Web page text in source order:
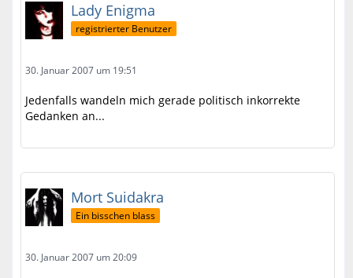
Lady Enigma
registrierter Benutzer
30. Januar 2007 um 19:51
Jedenfalls wandeln mich gerade politisch inkorrekte
Gedanken an...
Mort Suidakra
Ein bisschen blass
30. Januar 2007 um 20:09